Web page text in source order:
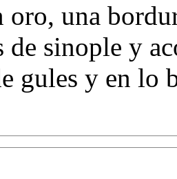
oro, una
de sinople y
gules y en lo